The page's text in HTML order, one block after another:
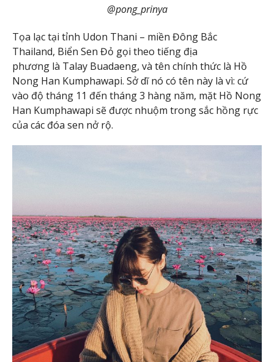
@pong_prinya
Tọa lạc tại tỉnh Udon Thani – miền Đông Bắc
Thailand, Biển Sen Đỏ gọi theo tiếng địa
phương là Talay Buadaeng, và tên chính thức là Hồ
Nong Han Kumphawapi. Sở dĩ nó có tên này là vì: cứ
vào độ tháng 11 đến tháng 3 hàng năm, mặt Hồ Nong
Han Kumphawapi sẽ được nhuộm trong sắc hồng rực
của các đóa sen nở rộ.